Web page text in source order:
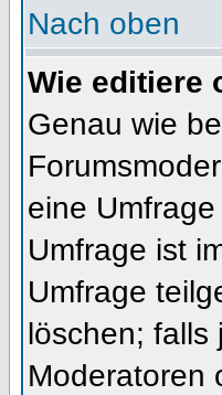
Nach oben
Wie editiere
Genau wie
eine
Umfrage ist
Umfrage
löschen; falls
Moderatoren